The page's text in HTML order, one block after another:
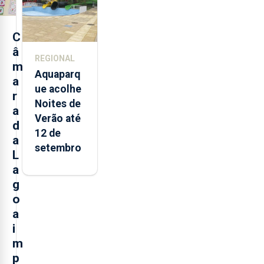
C
â
m
a
r
a
d
a
L
a
g
o
a
i
m
p
2021 e
2025 nos
Açores
REGIONAL
Aquaparq
ue acolhe
Noites de
Verão até
12 de
setembro